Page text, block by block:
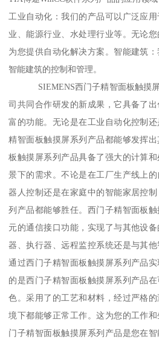
工业自动化：我们的产品可以广泛应
业、能源行业、水处理行业等。无论
为您提供自动化解决方案。智能建筑
智能建筑的控制和管理。
SIEMENS西门子精智面板触摸屏
司共同合作研发的新成果，它具备了
富的功能。无论是在工业自动化控制
精智面板触摸屏系列产品都能够发挥
板触摸屏系列产品具备了强大的计算
景下的需求。不论是在工厂生产线上
器人控制还是在家庭中的智能家居控
列产品都能够胜任。西门子精智面板
元的通信接口功能，实现了与其他设
器、执行器、远程监控系统还是与其
通过西门子精智面板触摸屏系列产品
的是西门子精智面板触摸屏系列产品
色。采用了的工艺和材料，经过严格
境下都能够正常工作。这为您的工作
门子精智面板触摸屏系列产品是您在